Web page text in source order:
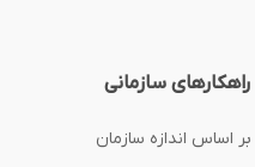
راهکارهای سازمانی
بر اساس اندازه سازمان